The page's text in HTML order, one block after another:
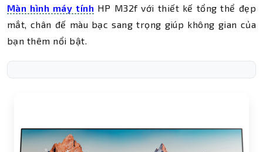
Màn hình máy tính HP M32f với thiết kế tổng thể đẹp
mắt, chân đế màu bạc sang trọng giúp không gian của
bạn thêm nổi bật.